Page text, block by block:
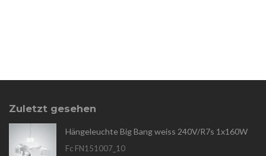
Zuletzt gesehen
Hängeleuchte Big Bang weiss 240V/R7s 1x160W
Fc FN151007_10